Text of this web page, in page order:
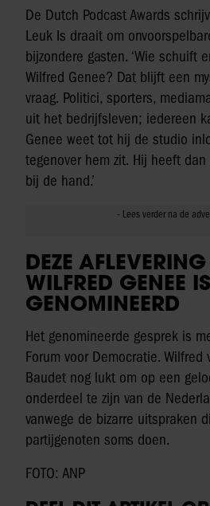
De Dutch Podcast Awards
Leuk Is draait om
bijzondere gasten. ‘Wie schuift
Wilfred Genee? Dat blijft een
vraag. Politici, sporters,
uit het bedrijfsleven; iedereen
Genee weet tot hij de studio
tegenover hem zit. Hij heeft
bij de hand.’
DEZE
WILFRED GENEE IS
GENOMINEERD
Het genomineerde gesprek is
Forum voor Democratie.
Baudet nog lukt om op een
onderdeel te zijn van de
vanwege de bizarre uitspraken
partijgenoten soms doen.
FOTO: ANP